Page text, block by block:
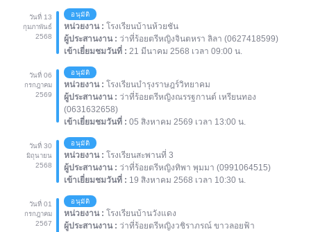
วันที่ 13
กุมภาพันธ์
2568
อนุมัติ
หน่วยงาน : โรงเรียนบ้านห้วยชัน
ผู้ประสานงาน : ว่าที่ร้อยตรีหญิงจินตหรา ลิลา (0627418599)
เข้าเยี่ยมชมวันที่ : 21 มีนาคม 2568 เวลา 09:00 น.
วันที่ 06
กรกฎาคม
2569
อนุมัติ
หน่วยงาน : โรงเรียนบำรุงราษฎร์วิทยาคม
ผู้ประสานงาน : ว่าที่ร้อยตรีหญิงณรรฐกานต์ เหรียนทอง
(0631632658)
เข้าเยี่ยมชมวันที่ : 05 สิงหาคม 2569 เวลา 13:00 น.
วันที่ 30
มิถุนายน
2568
อนุมัติ
หน่วยงาน : โรงเรียนสะพานที่ 3
ผู้ประสานงาน : ว่าที่ร้อยตรีหญิงทิพา พุมมา (0991064515)
เข้าเยี่ยมชมวันที่ : 19 สิงหาคม 2568 เวลา 10:30 น.
วันที่ 01
กรกฎาคม
2567
อนุมัติ
หน่วยงาน : โรงเรียนบ้านวังแดง
ผู้ประสานงาน : ว่าที่ร้อยตรีหญิงวชิราภรณ์ ขาวลอยฟ้า